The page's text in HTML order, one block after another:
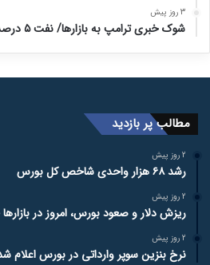
3 روز پیش
شوک خبری ترامپ به بازارها/ نفت ۵ درصد سقوط کرد
مطالب پر بازدید
2 روز پیش
رشد ۶۸ هزار واحدی شاخص کل بورس
2 روز پیش
ریزش دلار و صعود بورس، امروز در
2 روز پیش
نرخ بنزین سوپر وارداتی در بورس اعلام